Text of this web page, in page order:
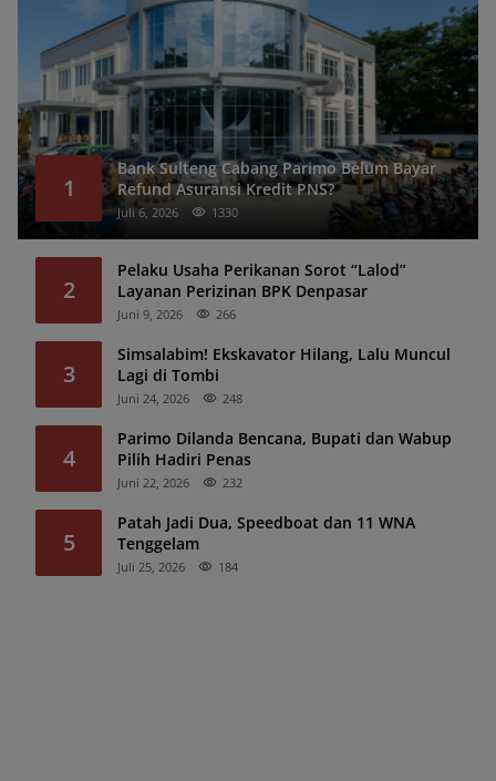
1
Bank Sulteng Cabang Parimo Belum Bayar
Refund Asuransi Kredit PNS?
Juli 6, 2026 1330
2
Pelaku Usaha Perikanan Sorot “Lalod”
Layanan Perizinan BPK Denpasar
Juni 9, 2026 266
3
Simsalabim! Ekskavator Hilang, Lalu Muncul
Lagi di Tombi
Juni 24, 2026 248
4
Parimo Dilanda Bencana, Bupati dan Wabup
Pilih Hadiri Penas
Juni 22, 2026 232
5
Patah Jadi Dua, Speedboat dan 11 WNA
Tenggelam
Juli 25, 2026 184